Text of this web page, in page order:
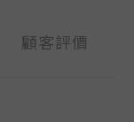
顧客評價